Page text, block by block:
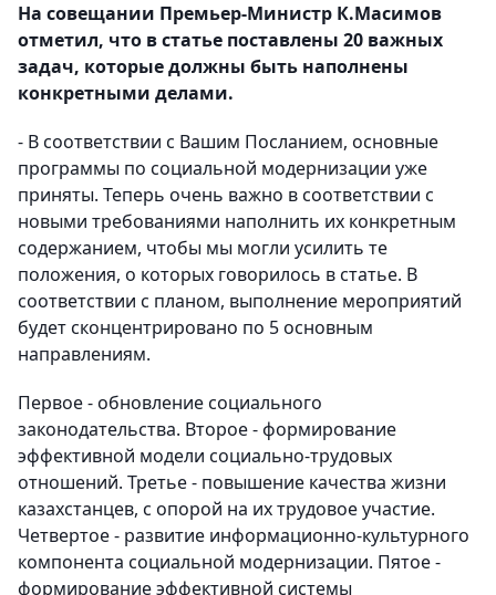
На совещании Премьер-Министр К.Масимов
отметил, что в статье поставлены 20 важных
задач, которые должны быть наполнены
конкретными делами.
- В соответствии с Вашим Посланием, основные
программы по социальной модернизации уже
приняты. Теперь очень важно в соответствии с
новыми требованиями наполнить их конкретным
содержанием, чтобы мы могли усилить те
положения, о которых говорилось в статье. В
соответствии с планом, выполнение мероприятий
будет сконцентрировано по 5 основным
направлениям.
Первое - обновление социального
законодательства. Второе - формирование
эффективной модели социально-трудовых
отношений. Третье - повышение качества жизни
казахстанцев, с опорой на их трудовое участие.
Четвертое - развитие информационно-культурного
компонента социальной модернизации. Пятое -
формирование эффективной системы